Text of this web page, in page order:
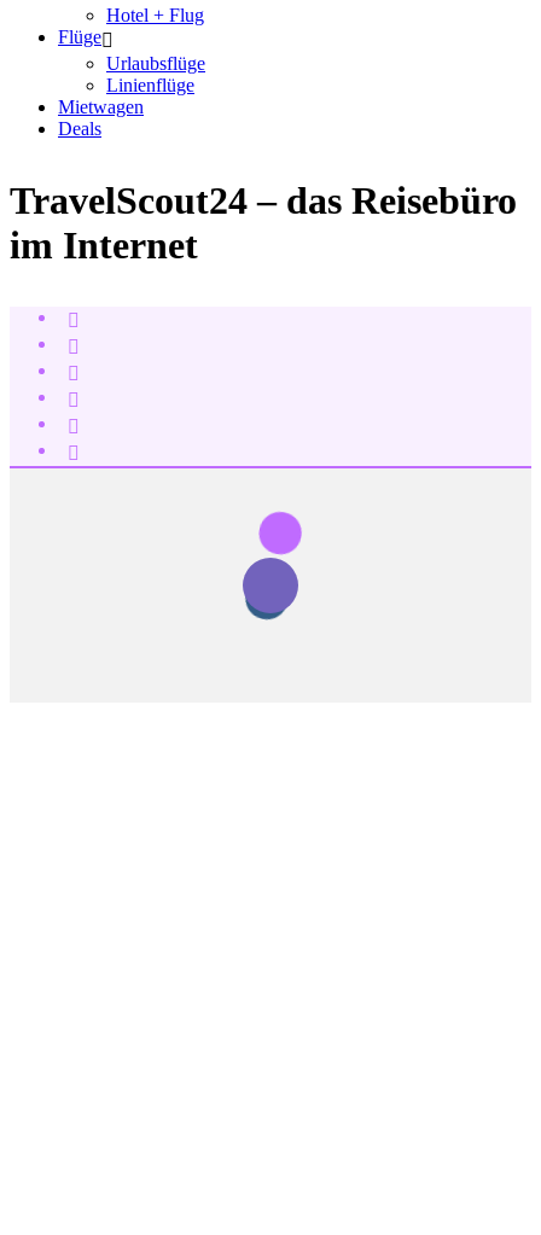
Hotel + Flug
Flüge
Urlaubsflüge
Linienflüge
Mietwagen
Deals
TravelScout24 – das Reisebüro
im Internet